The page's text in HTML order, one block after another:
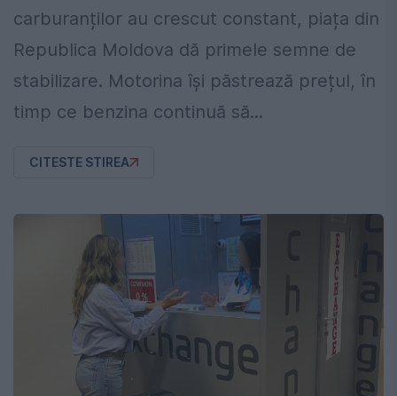
carburanților au crescut constant, piața din
Republica Moldova dă primele semne de
stabilizare. Motorina își păstrează prețul, în
timp ce benzina continuă să...
CITESTE STIREA